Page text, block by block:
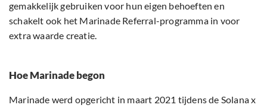
gemakkelijk gebruiken voor hun eigen behoeften en
schakelt ook het Marinade Referral-programma in voor
extra waarde creatie.
Hoe Marinade begon
Marinade werd opgericht in maart 2021 tijdens de Solana x